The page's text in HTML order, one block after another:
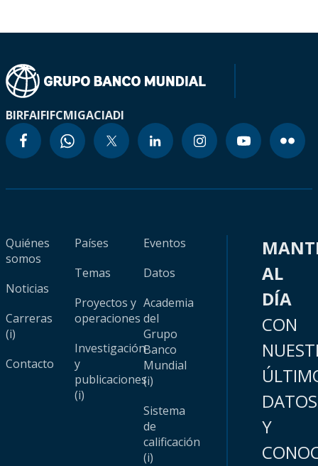
BIRFAIFIFCMIGACIADI
Quiénes
somos
Noticias
Carreras
(i)
Contacto
Países
Temas
Proyectos y
operaciones
Investigación
y
publicaciones
(i)
Eventos
Datos
Academia
del
Grupo
Banco
Mundial
(i)
Sistema
de
calificación
(i)
AL
DÍA
CON
DATOS
Y